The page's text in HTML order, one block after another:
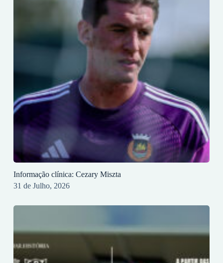
Informação clínica: Cezary Miszta
31 de Julho, 2026